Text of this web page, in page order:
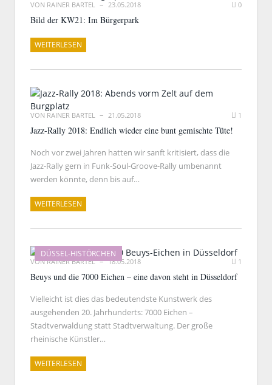
VON RAINER BARTEL 23.05.2018 0
Bild der KW21: Im Bürgerpark
WEITERLESEN
VON RAINER BARTEL 21.05.2018 1
Jazz-Rally 2018: Endlich wieder eine bunt gemischte Tüte!
Noch vor zwei Jahren hatten wir sanft kritisiert, dass die
Jazz-Rally gern in Funk-Soul-Groove-Rally umbenannt
werden könnte, denn bis auf…
WEITERLESEN
DÜSSEL-HISTÖRCHEN
VONRAINER BARTEL 18.05.2018 1
Beuys und die 7000 Eichen – eine davon steht in Düsseldorf
Vielleicht ist dies das bedeutendste Kunstwerk des
ausgehenden 20. Jahrhunderts: 7000 Eichen –
Stadtverwaldung statt Stadtverwaltung. Der große
rheinische Künstler…
WEITERLESEN